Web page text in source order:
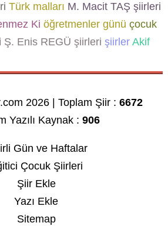
Türk malları M. Macit TAŞ şiirleri
Ki öğretmenler günü çocuk
Ş. Enis REGÜ şiirleri şiirler Akif
2026 | Toplam Şiir :6672
Yazılı Kaynak :906
Gün ve Haftalar
Çocuk Şiirleri
Şiir Ekle
Yazı Ekle
Sitemap